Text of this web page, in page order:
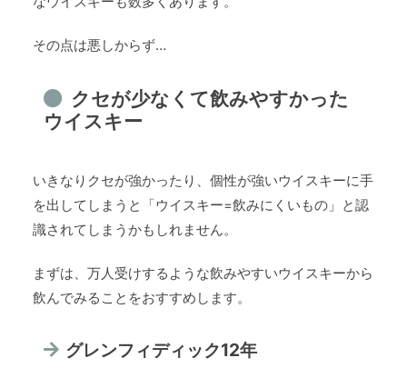
その点は悪しからず…
クセが少なくて飲みやすかった
ウイスキー
いきなりクセが強かったり、個性が強いウイスキーに手
を出してしまうと「ウイスキー=飲みにくいもの」と認
識されてしまうかもしれません。
まずは、万人受けするような飲みやすいウイスキーから
飲んでみることをおすすめします。
グレンフィディック12年